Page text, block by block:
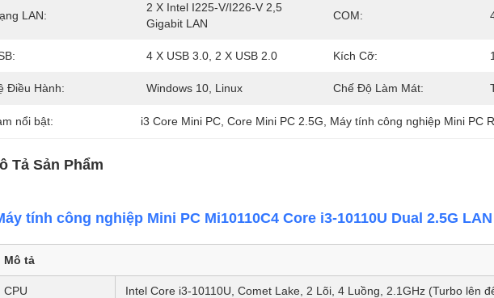
LAN:
2 X Intel I225-V/I226-V 2,5
Gigabit LAN
COM:
4 X USB 3.0, 2 X USB 2.0 Kích Cỡ:
Điều Hành: Windows 10, Linux Chế Độ Làm Mát:
nổi bật: i3 Core Mini PC , Core Mini PC 2.5G Máy tính công nghiệp Mini PC
Tả Sản Phẩm
tính công nghiệp Mini PC Mi10110C4 Core i3-10110U Dual 2.5G
Mô tả
CPU
Intel Core i3-10110U, Comet Lake, 2 Lõi, 4 Luồng, 2.1GHz (Turbo lên